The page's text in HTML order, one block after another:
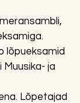
lõpueksamid
Muusika- ja
Lõpetajad